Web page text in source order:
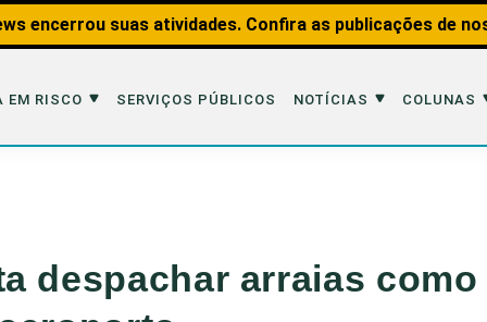
encerrou suas atividades. Confira as publicações de
EM RISCO SERVIÇOS PÚBLICOS NOTÍCIAS COLUNAS
Analisando os Fatos Educação
despachar arraias